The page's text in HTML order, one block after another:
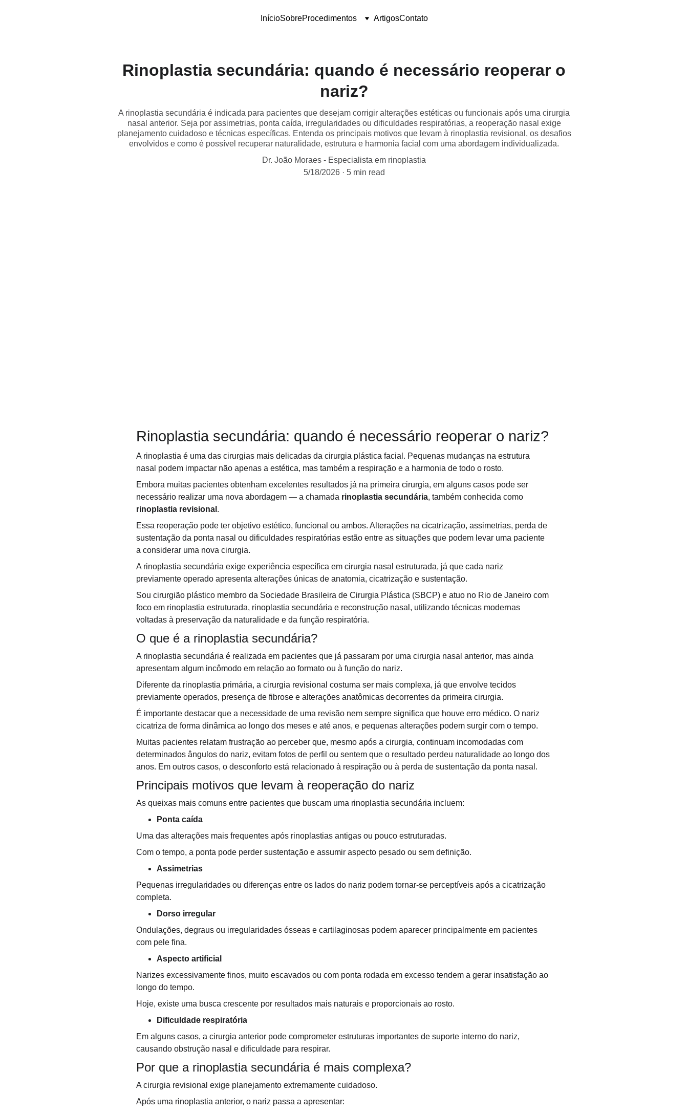
InícioSobreProcedimentos ArtigosContato
Rinoplastia secundária: quando é necessário reoperar o
nariz?
A rinoplastia secundária é indicada para pacientes que desejam corrigir alterações estéticas ou funcionais após uma cirurgia
nasal anterior. Seja por assimetrias, ponta caída, irregularidades ou dificuldades respiratórias, a reoperação nasal exige
planejamento cuidadoso e técnicas específicas. Entenda os principais motivos que levam à rinoplastia revisional, os desafios
envolvidos e como é possível recuperar naturalidade, estrutura e harmonia facial com uma abordagem individualizada.
Dr. João Moraes - Especialista em rinoplastia
5/18/2026
5 min read
Rinoplastia secundária: quando é necessário reoperar o nariz?
A rinoplastia é uma das cirurgias mais delicadas da cirurgia plástica facial. Pequenas mudanças na estrutura
nasal podem impactar não apenas a estética, mas também a respiração e a harmonia de todo o rosto.
Embora muitas pacientes obtenham excelentes resultados já na primeira cirurgia, em alguns casos pode ser
necessário realizar uma nova abordagem — a chamada rinoplastia secundária, também conhecida como
rinoplastia revisional .
Essa reoperação pode ter objetivo estético, funcional ou ambos. Alterações na cicatrização, assimetrias, perda de
sustentação da ponta nasal ou dificuldades respiratórias estão entre as situações que podem levar uma paciente
a considerar uma nova cirurgia.
A rinoplastia secundária exige experiência específica em cirurgia nasal estruturada, já que cada nariz
previamente operado apresenta alterações únicas de anatomia, cicatrização e sustentação.
Sou cirurgião plástico membro da Sociedade Brasileira de Cirurgia Plástica (SBCP) e atuo no Rio de Janeiro com
foco em rinoplastia estruturada, rinoplastia secundária e reconstrução nasal, utilizando técnicas modernas
voltadas à preservação da naturalidade e da função respiratória.
O que é a rinoplastia secundária?
A rinoplastia secundária é realizada em pacientes que já passaram por uma cirurgia nasal anterior, mas ainda
apresentam algum incômodo em relação ao formato ou à função do nariz.
Diferente da rinoplastia primária, a cirurgia revisional costuma ser mais complexa, já que envolve tecidos
previamente operados, presença de fibrose e alterações anatômicas decorrentes da primeira cirurgia.
É importante destacar que a necessidade de uma revisão nem sempre significa que houve erro médico. O nariz
cicatriza de forma dinâmica ao longo dos meses e até anos, e pequenas alterações podem surgir com o tempo.
Muitas pacientes relatam frustração ao perceber que, mesmo após a cirurgia, continuam incomodadas com
determinados ângulos do nariz, evitam fotos de perfil ou sentem que o resultado perdeu naturalidade ao longo dos
anos. Em outros casos, o desconforto está relacionado à respiração ou à perda de sustentação da ponta nasal.
Principais motivos que levam à reoperação do nariz
As queixas mais comuns entre pacientes que buscam uma rinoplastia secundária incluem:
Ponta caída
Uma das alterações mais frequentes após rinoplastias antigas ou pouco estruturadas.
Com o tempo, a ponta pode perder sustentação e assumir aspecto pesado ou sem definição.
Assimetrias
Pequenas irregularidades ou diferenças entre os lados do nariz podem tornar-se perceptíveis após a cicatrização
completa.
Dorso irregular
Ondulações, degraus ou irregularidades ósseas e cartilaginosas podem aparecer principalmente em pacientes
com pele fina.
Aspecto artificial
Narizes excessivamente finos, muito escavados ou com ponta rodada em excesso tendem a gerar insatisfação ao
longo do tempo.
Hoje, existe uma busca crescente por resultados mais naturais e proporcionais ao rosto.
Dificuldade respiratória
Em alguns casos, a cirurgia anterior pode comprometer estruturas importantes de suporte interno do nariz,
causando obstrução nasal e dificuldade para respirar.
Por que a rinoplastia secundária é mais complexa?
A cirurgia revisional exige planejamento extremamente cuidadoso.
Após uma rinoplastia anterior, o nariz passa a apresentar: